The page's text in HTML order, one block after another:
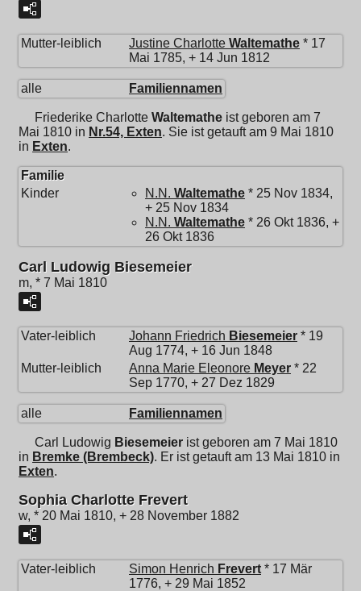
Mutter-leiblich Justine Charlotte Waltemathe * 17
Mai 1785, + 14 Jun 1812
alle Familiennamen
Friederike Charlotte Waltemathe ist geboren am 7
Mai 1810 in Nr.54, Exten. Sie ist getauft am 9 Mai 1810
in Exten.
Familie
Kinder
N.N. Waltemathe * 25 Nov 1834,
+ 25 Nov 1834
N.N. Waltemathe * 26 Okt 1836, +
26 Okt 1836
Carl Ludowig Biesemeier
m, * 7 Mai 1810
Vater-leiblich Johann Friedrich Biesemeier * 19
Aug 1774, + 16 Jun 1848
Mutter-leiblich
Anna Marie Eleonore Meyer * 22
Sep 1770, + 27 Dez 1829
alle Familiennamen
Carl Ludowig Biesemeier ist geboren am 7 Mai 1810
in Bremke (Brembeck). Er ist getauft am 13 Mai 1810 in
Exten.
Sophia Charlotte Frevert
w, * 20 Mai 1810, + 28 November 1882
Vater-leiblich Simon Henrich Frevert * 17 Mär
1776, + 29 Mai 1852